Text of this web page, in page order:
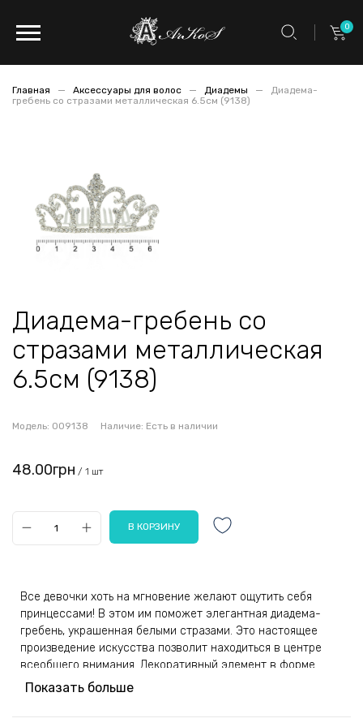
0
Главная Аксессуары для волос Диадемы
Диадема-
гребень со стразами металлическая 6.5см (9138)
Диадема-гребень со
стразами металлическая
6.5см (9138)
Модель: 009138 Наличие: Есть в наличии
48.00грн / 1 шт
Все девочки хоть на мгновение желают ощутить себя
принцессами! В этом им поможет элегантная диадема-
гребень, украшенная белыми стразами. Это настоящее
произведение искусства позволит находиться в центре
всеобщего внимания. Декоративный элемент в форме
короны легко надевается, не влияет на внешний вид
Показать больше